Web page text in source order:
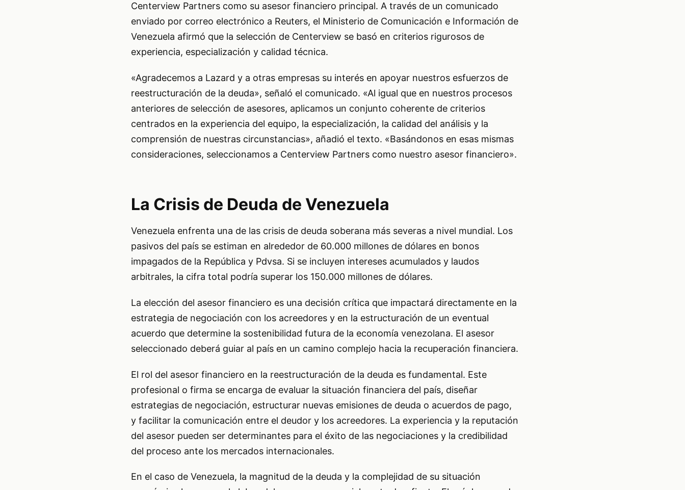
Centerview Partners como su asesor financiero principal. A través de un comunicado
enviado por correo electrónico a Reuters, el Ministerio de Comunicación e Información de
Venezuela afirmó que la selección de Centerview se basó en criterios rigurosos de
experiencia, especialización y calidad técnica.
«Agradecemos a Lazard y a otras empresas su interés en apoyar nuestros esfuerzos de
reestructuración de la deuda», señaló el comunicado. «Al igual que en nuestros procesos
anteriores de selección de asesores, aplicamos un conjunto coherente de criterios
centrados en la experiencia del equipo, la especialización, la calidad del análisis y la
comprensión de nuestras circunstancias», añadió el texto. «Basándonos en esas mismas
consideraciones, seleccionamos a Centerview Partners como nuestro asesor financiero».
La Crisis de Deuda de Venezuela
Venezuela enfrenta una de las crisis de deuda soberana más severas a nivel mundial. Los
pasivos del país se estiman en alrededor de 60.000 millones de dólares en bonos
impagados de la República y Pdvsa. Si se incluyen intereses acumulados y laudos
arbitrales, la cifra total podría superar los 150.000 millones de dólares.
La elección del asesor financiero es una decisión crítica que impactará directamente en la
estrategia de negociación con los acreedores y en la estructuración de un eventual
acuerdo que determine la sostenibilidad futura de la economía venezolana. El asesor
seleccionado deberá guiar al país en un camino complejo hacia la recuperación financiera.
El rol del asesor financiero en la reestructuración de la deuda es fundamental. Este
profesional o firma se encarga de evaluar la situación financiera del país, diseñar
estrategias de negociación, estructurar nuevas emisiones de deuda o acuerdos de pago,
y facilitar la comunicación entre el deudor y los acreedores. La experiencia y la reputación
del asesor pueden ser determinantes para el éxito de las negociaciones y la credibilidad
del proceso ante los mercados internacionales.
En el caso de Venezuela, la magnitud de la deuda y la complejidad de su situación